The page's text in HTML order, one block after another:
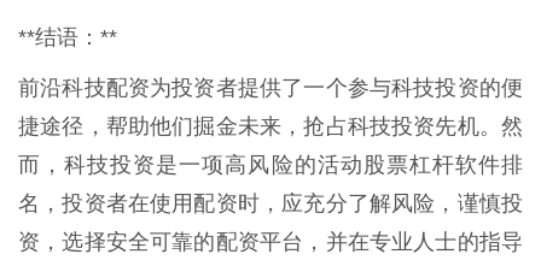
**结语：**
前沿科技配资为投资者提供了一个参与科技投资的便
捷途径，帮助他们掘金未来，抢占科技投资先机。然
而，科技投资是一项高风险的活动股票杠杆软件排
名，投资者在使用配资时，应充分了解风险，谨慎投
资，选择安全可靠的配资平台，并在专业人士的指导